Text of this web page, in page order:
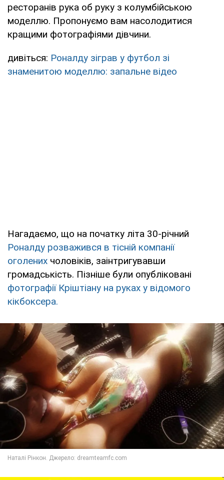
ресторанів рука об руку з колумбійською
моделлю. Пропонуємо вам насолодитися
кращими фотографіями дівчини.
дивіться: Роналду зіграв у футбол зі
знаменитою моделлю: запальне відео
Нагадаємо, що на початку літа 30-річний
Роналду розважився в тісній компанії
оголених чоловіків, заінтригувавши
громадськість. Пізніше були опубліковані
фотографії Кріштіану на руках у відомого
кікбоксера.